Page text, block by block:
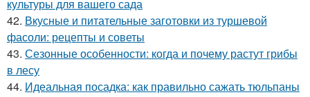
культуры для вашего сада
42. Вкусные и питательные заготовки из туршевой
фасоли: рецепты и советы
43. Сезонные особенности: когда и почему растут грибы
в лесу
44. Идеальная посадка: как правильно сажать тюльпаны